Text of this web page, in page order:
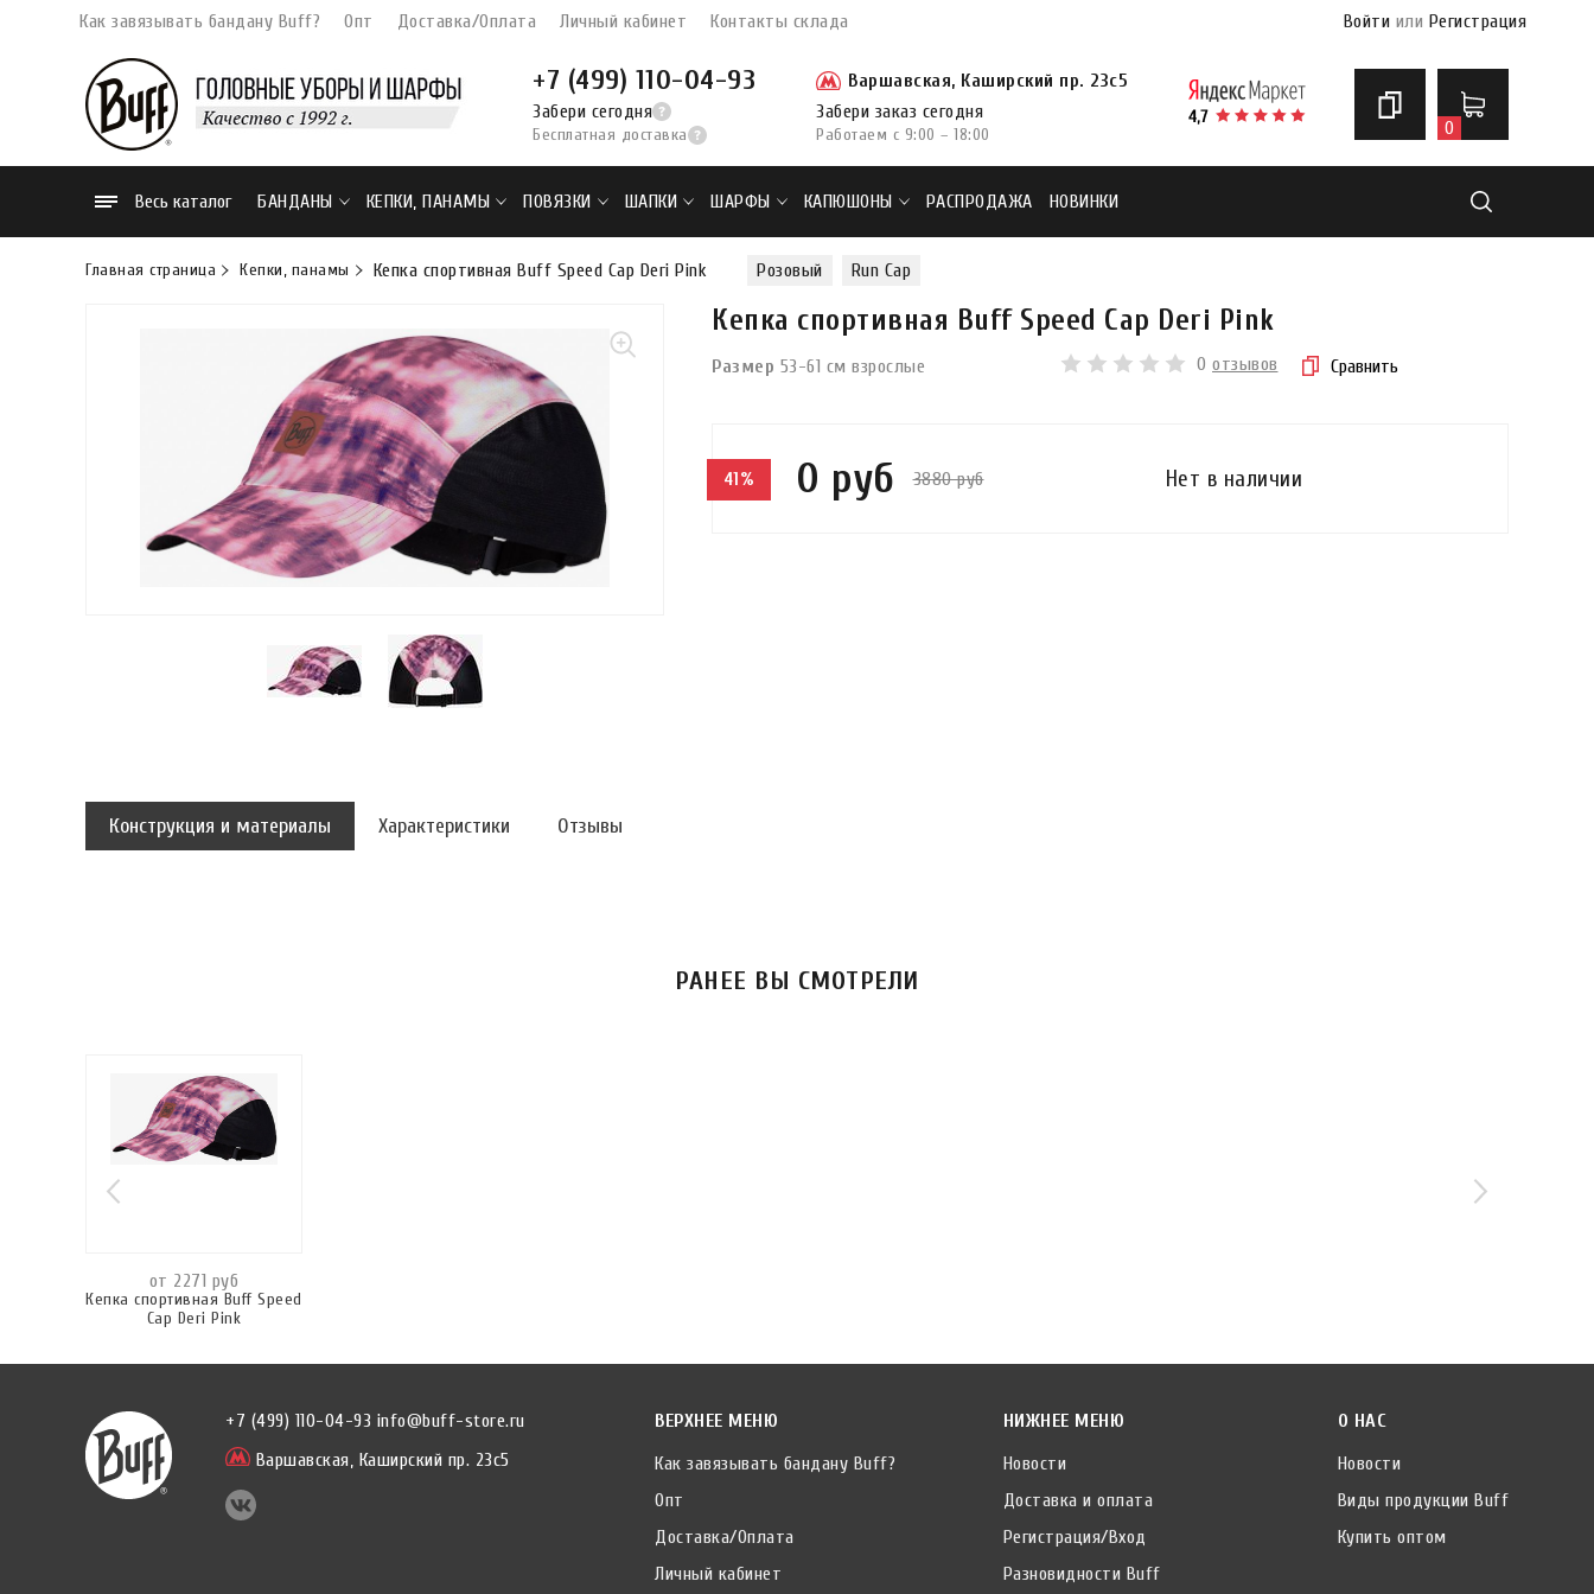
Как завязывать бандану Buff? Опт Доставка/Оплата Личный кабинет Контакты склада Войти или Регистрация
+7 (499) 110-04-93
Забери сегодня
Бесплатная доставка
Варшавская, Каширский пр. 23с5
Забери заказ сегодня
Работаем с 9:00 – 18:00 0
Весь каталог БАНДАНЫ КЕПКИ, ПАНАМЫ ПОВЯЗКИ ШАПКИ ШАРФЫ КАПЮШОНЫ РАСПРОДАЖА НОВИНКИ
Главная страница Кепки, панамы Кепка спортивная Buff Speed Cap Deri Pink Розовый Run Cap
Кепка спортивная Buff Speed Cap Deri Pink
Размер 53-61 см взрослые 0 отзывов Сравнить
41% 0 руб 3880 руб Нет в наличии
Конструкция и материалы Характеристики Отзывы
РАНЕЕ ВЫ СМОТРЕЛИ
от 2271 руб
Кепка спортивная Buff Speed
Cap Deri Pink
+7 (499) 110-04-93 info@buff-store.ru
Варшавская, Каширский пр. 23с5
ВЕРХНЕЕ МЕНЮ
Как завязывать бандану Buff?
Опт
Доставка/Оплата
Личный кабинет
НИЖНЕЕ МЕНЮ
Новости
Доставка и оплата
Регистрация/Вход
Разновидности Buff
О НАС
Новости
Виды продукции Buff
Купить оптом